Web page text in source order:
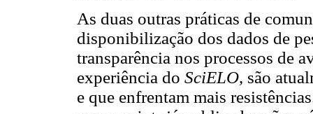
As duas outras práticas de
disponibilização dos dados de
transparência nos processos de
experiência do SciELO, são
e que enfrentam mais